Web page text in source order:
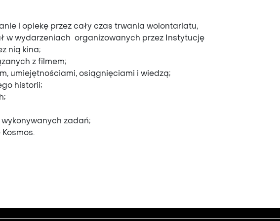
i opiekę przez cały czas trwania wolontariatu,
w wydarzeniach organizowanych przez Instytucję
nią kina;
z filmem;
umiejętnościami, osiągnięciami i wiedzą;
historii;
zadań;